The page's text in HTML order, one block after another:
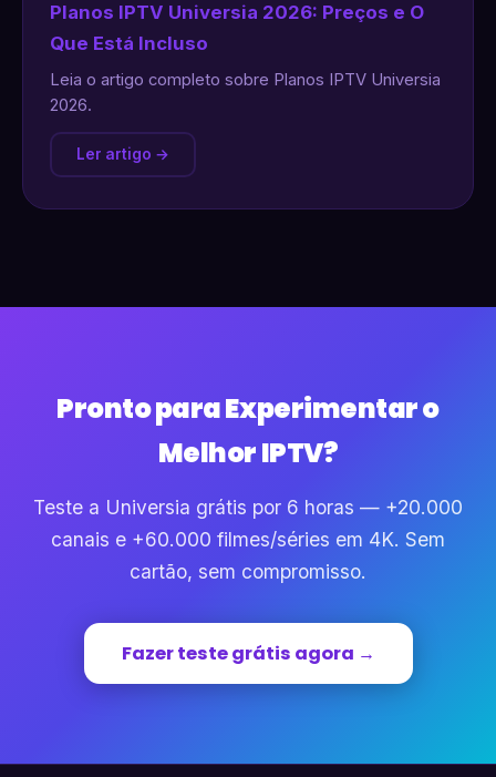
Planos IPTV Universia 2026: Preços e O
Que Está Incluso
Leia o artigo completo sobre Planos IPTV Universia
2026.
Ler artigo →
Pronto para Experimentar o
Melhor IPTV?
Teste a Universia grátis por 6 horas — +20.000
canais e +60.000 filmes/séries em 4K. Sem
cartão, sem compromisso.
Fazer teste grátis agora →